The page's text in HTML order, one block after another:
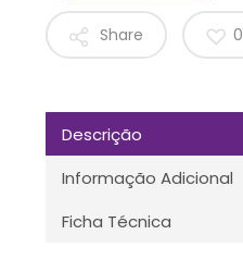
Share 0
Descrição
Informação Adicional
Ficha Técnica